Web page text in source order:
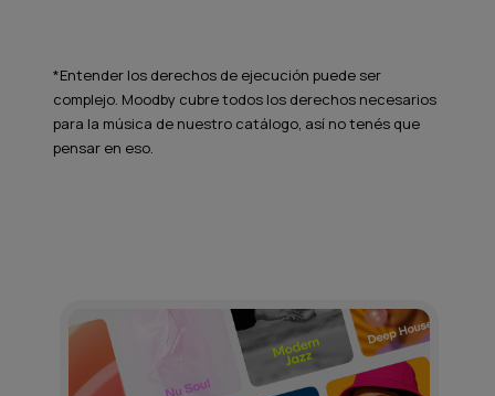
*Entender los derechos de ejecución puede ser
complejo. Moodby cubre todos los derechos necesarios
para la música de nuestro catálogo, así no tenés que
pensar en eso.